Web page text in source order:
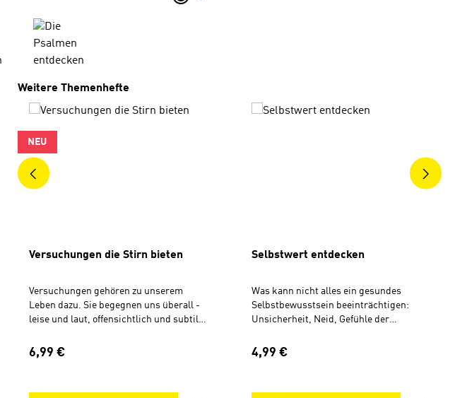
Produktgalerie überspringen
Weitere Themenhefte
NEU
Versuchungen die Stirn bieten
Versuchungen gehören zu unserem
Leben dazu. Sie begegnen uns überall -
leise und laut, offensichtlich und subtil.
Reise durch die Bibel, die zeigt: Du
Impulse, die auf Ereignisse und Worte
Regulärer Preis:
6,99 €
Selbstwert entdecken
Was kann nicht alles ein gesundes
Selbstbewusstsein beeinträchtigen:
Unsicherheit, Neid, Gefühle der
verinnerlichte Botschaften, die wir mit
(Selbst)Sicherheit. Aber wo gibt es dafür
Regulärer Preis:
4,99 €